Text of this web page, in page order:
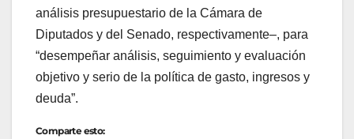
análisis presupuestario de la Cámara de
Diputados y del Senado, respectivamente–, para
“desempeñar análisis, seguimiento y evaluación
objetivo y serio de la política de gasto, ingresos y
deuda”.
Comparte esto: